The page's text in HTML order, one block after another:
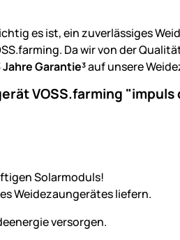
es ist, ein zuverlässiges
Da wir von der
Jahre Garantie³auf unsere
VOSS.farming "impuls
Solarmoduls!
Weidezaungerätes liefern.
versorgen.